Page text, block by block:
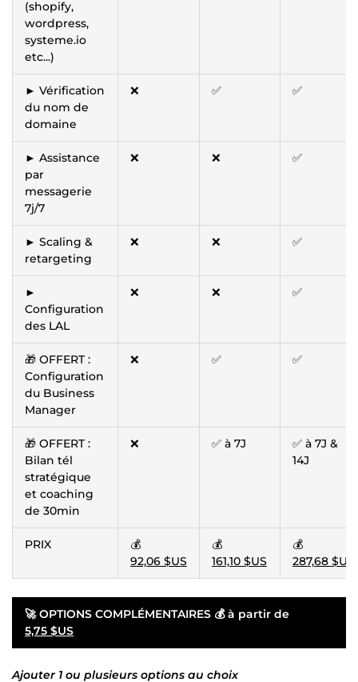
(shopify,
wordpress,
systeme.io
etc...)
► Vérification
du nom de
domaine
❌ ✅ ✅
► Assistance
par
messagerie
7j/7
❌ ❌ ✅
► Scaling &
retargeting
❌ ❌ ✅
►
Configuration
des LAL
❌ ❌ ✅
🎁 OFFERT :
Configuration
du Business
Manager
❌ ✅ ✅
🎁 OFFERT :
Bilan tél
stratégique
et coaching
de 30min
❌ ✅ à 7J
✅ à 7J &
14J
PRIX
💰
92,06 $US
💰
161,10 $US
💰
287,68 $US
🚀OPTIONS COMPLÉMENTAIRES 💰 à partir de
5,75 $US
Ajouter 1 ou plusieurs options au choix